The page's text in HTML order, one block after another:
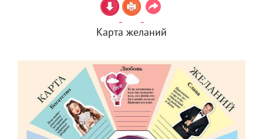
Карта желаний